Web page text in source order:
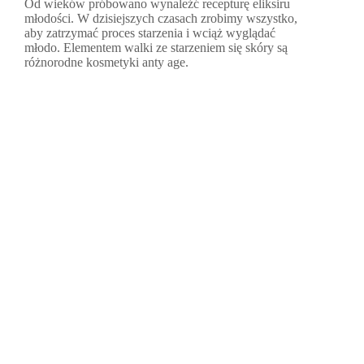
Od wieków próbowano wynaleźć recepturę eliksiru
młodości. W dzisiejszych czasach zrobimy wszystko,
aby zatrzymać proces starzenia i wciąż wyglądać
młodo. Elementem walki ze starzeniem się skóry są
różnorodne kosmetyki anty age.